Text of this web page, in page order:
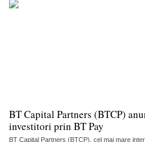
BT Capital Partners (BTCP)
investitori prin BT Pay
BT Capital Partners (BTCP), cel mai mare